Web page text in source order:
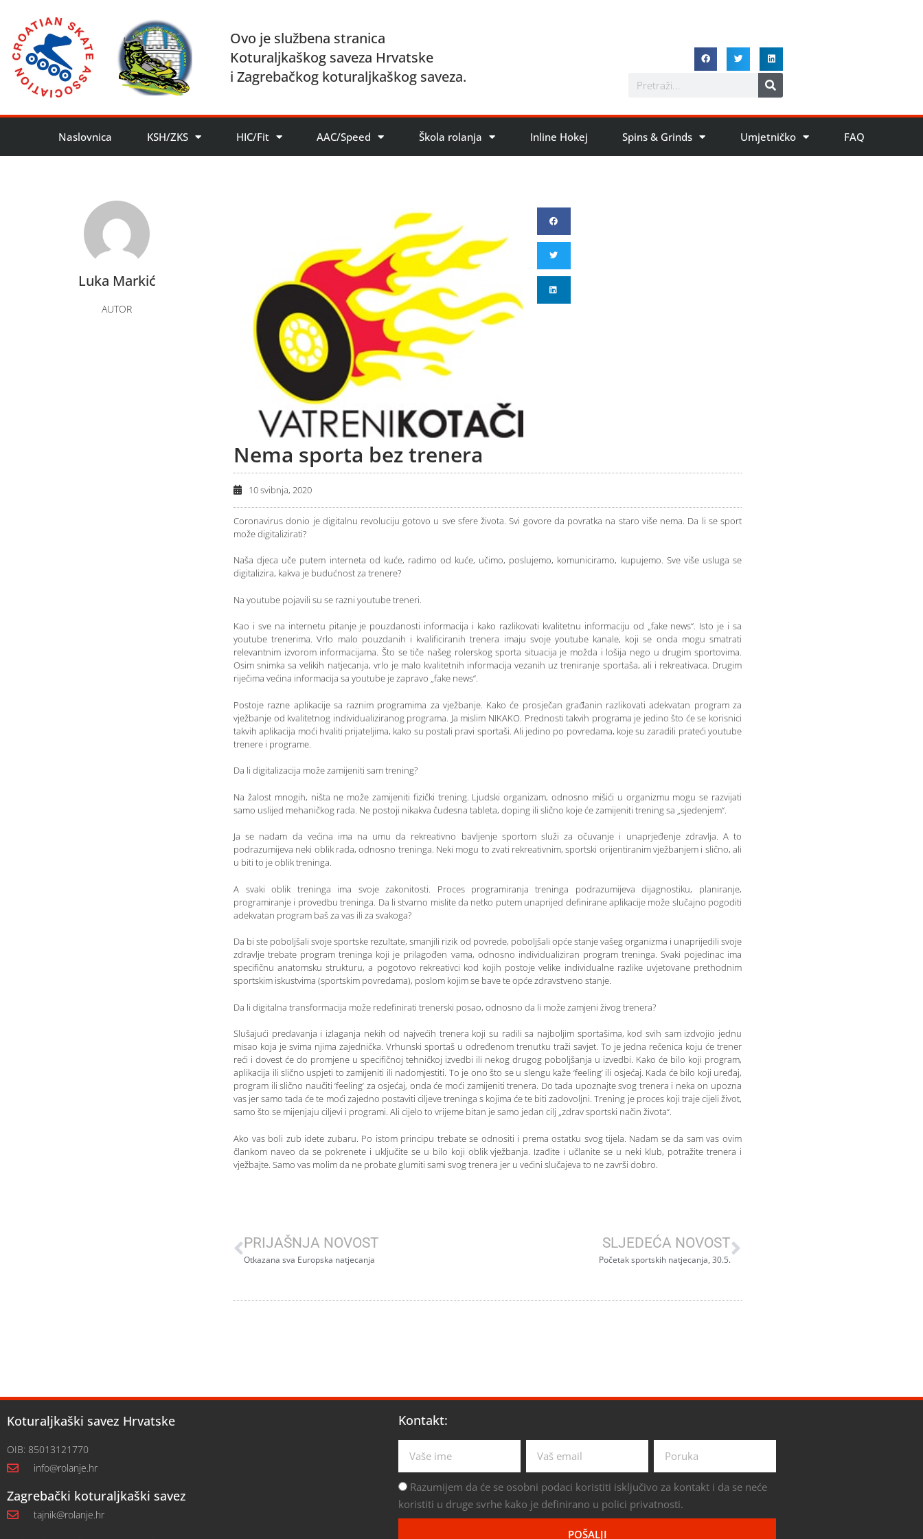
Ovo je službena stranica
Koturaljkaškog saveza Hrvatske
i Zagrebačkog koturaljkaškog saveza.
Naslovnica KSH/ZKS HIC/Fit AAC/Speed Škola rolanja Inline Hokej Spins & Grinds Umjetničko FAQ
Luka Markić
AUTOR
Nema sporta bez trenera
10 svibnja, 2020
Coronavirus donio je digitalnu revoluciju gotovo u sve sfere života. Svi govore da povratka na staro više nema. Da li se sport
može digitalizirati?
Naša djeca uče putem interneta od kuće, radimo od kuće, učimo, poslujemo, komuniciramo, kupujemo. Sve više usluga se
digitalizira, kakva je budućnost za trenere?
Na youtube pojavili su se razni youtube treneri.
Kao i sve na internetu pitanje je pouzdanosti informacija i kako razlikovati kvalitetnu informaciju od „fake news“. Isto je i sa
youtube trenerima. Vrlo malo pouzdanih i kvalificiranih trenera imaju svoje youtube kanale, koji se onda mogu smatrati
relevantnim izvorom informacijama. Što se tiče našeg rolerskog sporta situacija je možda i lošija nego u drugim sportovima.
Osim snimka sa velikih natjecanja, vrlo je malo kvalitetnih informacija vezanih uz treniranje sportaša, ali i rekreativaca. Drugim
riječima većina informacija sa youtube je zapravo „fake news“.
Postoje razne aplikacije sa raznim programima za vježbanje. Kako će prosječan građanin razlikovati adekvatan program za
vježbanje od kvalitetnog individualiziranog programa. Ja mislim NIKAKO. Prednosti takvih programa je jedino što će se korisnici
takvih aplikacija moći hvaliti prijateljima, kako su postali pravi sportaši. Ali jedino po povredama, koje su zaradili prateći youtube
trenere i programe.
Da li digitalizacija može zamijeniti sam trening?
Na žalost mnogih, ništa ne može zamijeniti fizički trening. Ljudski organizam, odnosno mišići u organizmu mogu se razvijati
samo uslijed mehaničkog rada. Ne postoji nikakva čudesna tableta, doping ili slično koje će zamijeniti trening sa „sjedenjem“.
Ja se nadam da većina ima na umu da rekreativno bavljenje sportom služi za očuvanje i unaprjeđenje zdravlja. A to
podrazumijeva neki oblik rada, odnosno treninga. Neki mogu to zvati rekreativnim, sportski orijentiranim vježbanjem i slično, ali
u biti to je oblik treninga.
A svaki oblik treninga ima svoje zakonitosti. Proces programiranja treninga podrazumijeva dijagnostiku, planiranje,
programiranje i provedbu treninga. Da li stvarno mislite da netko putem unaprijed definirane aplikacije može slučajno pogoditi
adekvatan program baš za vas ili za svakoga?
Da bi ste poboljšali svoje sportske rezultate, smanjili rizik od povrede, poboljšali opće stanje vašeg organizma i unaprijedili svoje
zdravlje trebate program treninga koji je prilagođen vama, odnosno individualiziran program treninga. Svaki pojedinac ima
specifičnu anatomsku strukturu, a pogotovo rekreativci kod kojih postoje velike individualne razlike uvjetovane prethodnim
sportskim iskustvima (sportskim povredama), poslom kojim se bave te opće zdravstveno stanje.
Da li digitalna transformacija može redefinirati trenerski posao, odnosno da li može zamjeni živog trenera?
Slušajući predavanja i izlaganja nekih od najvećih trenera koji su radili sa najboljim sportašima, kod svih sam izdvojio jednu
misao koja je svima njima zajednička. Vrhunski sportaš u određenom trenutku traži savjet. To je jedna rečenica koju će trener
reći i dovest će do promjene u specifičnoj tehničkoj izvedbi ili nekog drugog poboljšanja u izvedbi. Kako će bilo koji program,
aplikacija ili slično uspjeti to zamijeniti ili nadomjestiti. To je ono što se u slengu kaže ‘feeling’ ili osjećaj. Kada će bilo koji uređaj,
program ili slično naučiti ‘feeling’ za osjećaj, onda će moći zamijeniti trenera. Do tada upoznajte svog trenera i neka on upozna
vas jer samo tada će te moći zajedno postaviti ciljeve treninga s kojima će te biti zadovoljni. Trening je proces koji traje cijeli život,
samo što se mijenjaju ciljevi i programi. Ali cijelo to vrijeme bitan je samo jedan cilj „zdrav sportski način života“.
Ako vas boli zub idete zubaru. Po istom principu trebate se odnositi i prema ostatku svog tijela. Nadam se da sam vas ovim
člankom naveo da se pokrenete i uključite se u bilo koji oblik vježbanja. Izađite i učlanite se u neki klub, potražite trenera i
vježbajte. Samo vas molim da ne probate glumiti sami svog trenera jer u većini slučajeva to ne završi dobro.
PRIJAŠNJA NOVOST
Otkazana sva Europska natjecanja
SLJEDEĆA NOVOST
Početak sportskih natjecanja, 30.5.
Koturaljkaški savez Hrvatske
OIB: 85013121770
info@rolanje.hr
Zagrebački koturaljkaški savez
tajnik@rolanje.hr
Kontakt:
Razumijem da će se osobni podaci koristiti isključivo za kontakt i da se neće
koristiti u druge svrhe kako je definirano u polici privatnosti.
POŠALJI